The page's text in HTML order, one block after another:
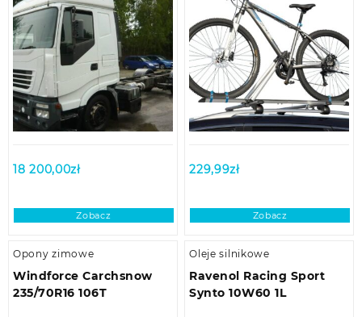
18 200,00zł
Zobacz
229,99zł
Zobacz
Opony zimowe
Windforce Carchsnow
235/70R16 106T
Oleje silnikowe
Ravenol Racing Sport
Synto 10W60 1L